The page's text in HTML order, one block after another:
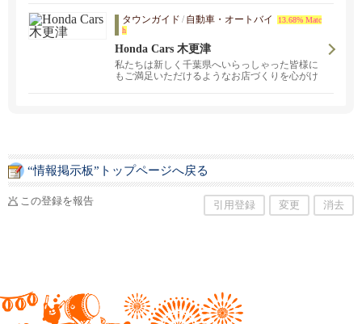
タウンガイド / 自動車・オートバイ
13.68% Matc
h
Honda Cars 木更津
私たちは新しく千葉県へいらっしゃった皆様に
もご満足いただけるようなお店づくりを心がけ
“情報掲示板”トップページへ戻る
この登録を報告 引用登録 変更 消去